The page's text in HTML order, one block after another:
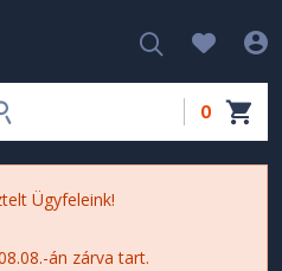
0
Ügyfeleink!
án zárva tart.